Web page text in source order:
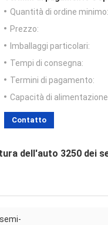
Quantità di ordine minimo:
Prezzo:
Imballaggi particolari:
Tempi di consegna:
Termini di pagamento:
Capacità di
Contatto
dell'auto 3250 dei